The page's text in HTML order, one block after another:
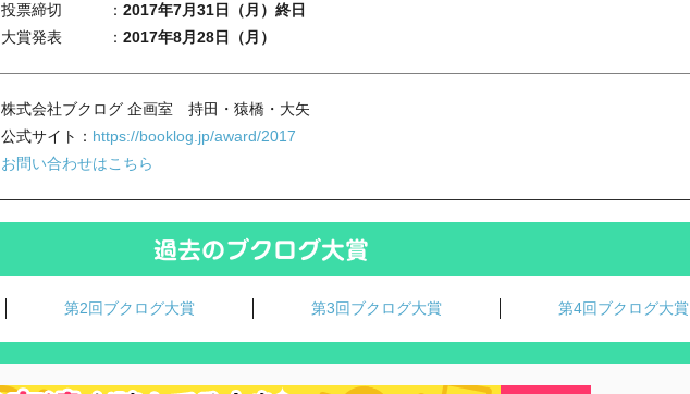
投票締切 ： 2017年7月31日（月）終日
大賞発表 ： 2017年8月28日（月）
株式会社ブクログ 企画室 持田・猿橋・大矢
公式サイト： https://booklog.jp/award/2017
お問い合わせはこちら
第2回ブクログ大賞 第3回ブクログ大賞 第4回ブクログ大賞